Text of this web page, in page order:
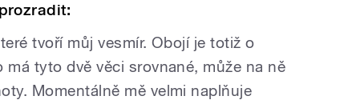
tvoří můj vesmír. Obojí je totiž o
tyto dvě věci srovnané, může na ně
Momentálně mě velmi naplňuje